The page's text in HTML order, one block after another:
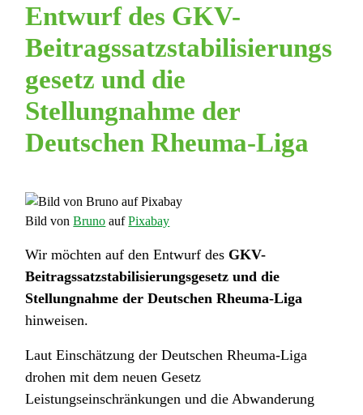
Entwurf des GKV-
Beitragssatzstabilisierungs
gesetz und die
Stellungnahme der
Deutschen Rheuma-Liga
Bild vonBruno aufPixabay
Wir möchten auf den Entwurf des GKV-
Beitragssatzstabilisierungsgesetz und die
Stellungnahme der Deutschen Rheuma-Liga
hinweisen.
Laut Einschätzung der Deutschen Rheuma-Liga
drohen mit dem neuen Gesetz
Leistungseinschränkungen und die Abwanderung